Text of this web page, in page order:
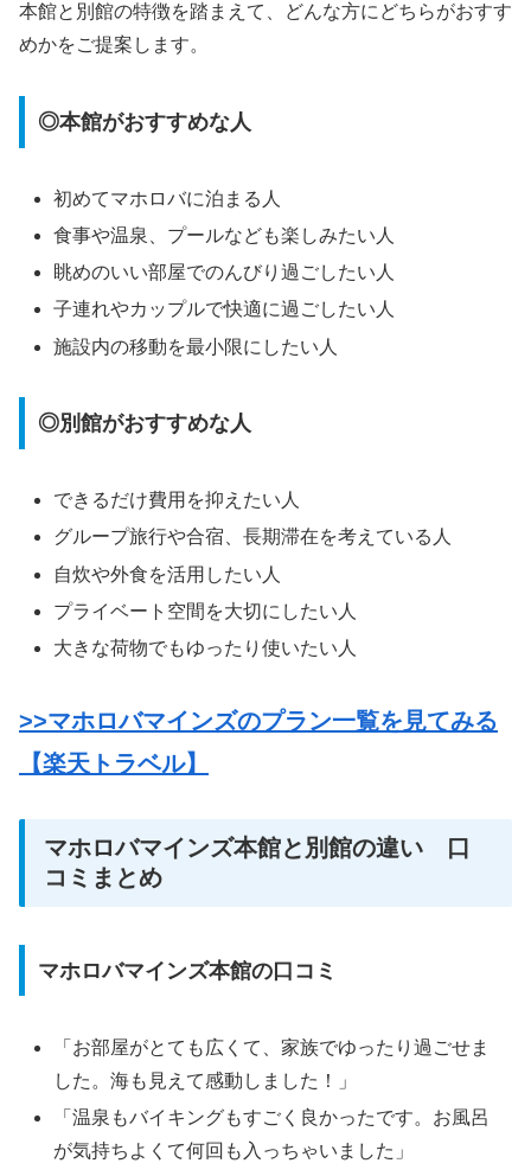
本館と別館の特徴を踏まえて、どんな方にどちらがおすす
めかをご提案します。
◎本館がおすすめな人
初めてマホロバに泊まる人
食事や温泉、プールなども楽しみたい人
眺めのいい部屋でのんびり過ごしたい人
子連れやカップルで快適に過ごしたい人
施設内の移動を最小限にしたい人
◎別館がおすすめな人
できるだけ費用を抑えたい人
グループ旅行や合宿、長期滞在を考えている人
自炊や外食を活用したい人
プライベート空間を大切にしたい人
大きな荷物でもゆったり使いたい人
>>マホロバマインズのプラン一覧を見てみる
【楽天トラベル】
マホロバマインズ本館と別館の違い 口
コミまとめ
マホロバマインズ本館の口コミ
「お部屋がとても広くて、家族でゆったり過ごせま
した。海も見えて感動しました！」
「温泉もバイキングもすごく良かったです。お風呂
が気持ちよくて何回も入っちゃいました」